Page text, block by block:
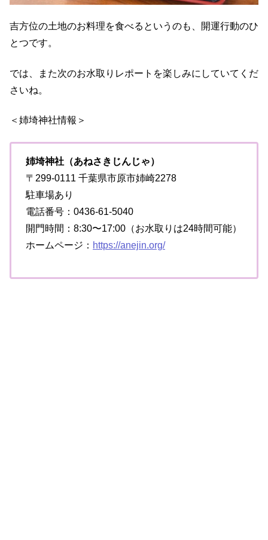
吉方位の土地のお料理を食べるというのも、開運行動のひ
とつです。
では、また次のお水取りレポートを楽しみにしていてくだ
さいね。
＜姉埼神社情報＞
姉埼神社（あねさきじんじゃ）
〒299-0111 千葉県市原市姉崎2278
駐車場あり
電話番号：0436-61-5040
開門時間：8:30〜17:00（お水取りは24時間可能）
ホームページ： https://anejin.org/